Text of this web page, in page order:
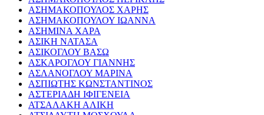
ΑΣΗΜΑΚΟΠΟΥΛΟΣ ΧΑΡΗΣ
ΑΣΗΜΑΚΟΠΟΥΛΟΥ ΙΩΑΝΝΑ
ΑΣΗΜΙΝΑ ΧΑΡΑ
ΑΣΙΚΗ ΝΑΤΑΣΑ
ΑΣΙΚΟΓΛΟΥ ΒΑΣΩ
ΑΣΚΑΡΟΓΛΟΥ ΓΙΑΝΝΗΣ
ΑΣΛΑΝΟΓΛΟΥ ΜΑΡΙΝΑ
ΑΣΠΙΩΤΗΣ ΚΩΝΣΤΑΝΤΙΝΟΣ
ΑΣΤΕΡΙΑΔΗ ΙΦΙΓΕΝΕΙΑ
ΑΤΣΑΛΑΚΗ ΑΛΙΚΗ